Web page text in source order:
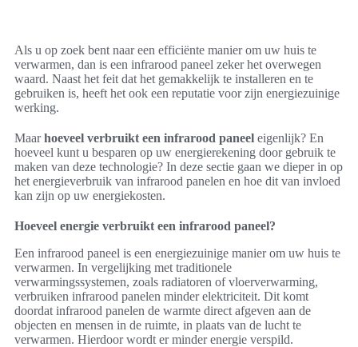
Als u op zoek bent naar een efficiënte manier om uw huis te
verwarmen, dan is een infrarood paneel zeker het overwegen
waard. Naast het feit dat het gemakkelijk te installeren en te
gebruiken is, heeft het ook een reputatie voor zijn energiezuinige
werking.
Maarhoeveel verbruikt een infrarood paneel eigenlijk? En
hoeveel kunt u besparen op uw energierekening door gebruik te
maken van deze technologie? In deze sectie gaan we dieper in op
het energieverbruik van infrarood panelen en hoe dit van invloed
kan zijn op uw energiekosten.
Hoeveel energie verbruikt een infrarood paneel?
Een infrarood paneel is een energiezuinige manier om uw huis te
verwarmen. In vergelijking met traditionele
verwarmingssystemen, zoals radiatoren of vloerverwarming,
verbruiken infrarood panelen minder elektriciteit. Dit komt
doordat infrarood panelen de warmte direct afgeven aan de
objecten en mensen in de ruimte, in plaats van de lucht te
verwarmen. Hierdoor wordt er minder energie verspild.